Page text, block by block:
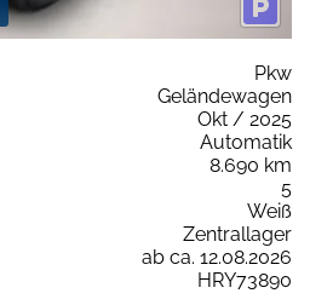
Pkw
Geländewagen
Okt / 2025
Automatik
8.690 km
5
Weiß
Zentrallager
ab ca. 12.08.2026
HRY73890